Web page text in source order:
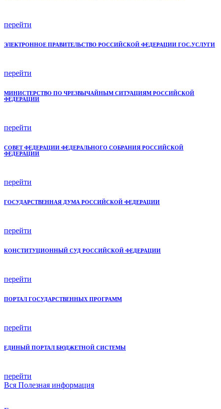
перейти
ЭЛЕКТРОННОЕ ПРАВИТЕЛЬСТВО РОССИЙСКОЙ ФЕДЕРАЦИИ ГОС.УСЛУГИ
перейти
МИНИСТЕРСТВО ПО ЧРЕЗВЫЧАЙНЫМ СИТУАЦИЯМ РОССИЙСКОЙ
ФЕДЕРАЦИИ
перейти
СОВЕТ ФЕДЕРАЦИИ ФЕДЕРАЛЬНОГО СОБРАНИЯ РОССИЙСКОЙ
ФЕДЕРАЦИИ
перейти
ГОСУДАРСТВЕННАЯ ДУМА РОССИЙСКОЙ ФЕДЕРАЦИИ
перейти
КОНСТИТУЦИОННЫЙ СУД РОССИЙСКОЙ ФЕДЕРАЦИИ
перейти
ПОРТАЛ ГОСУДАРСТВЕННЫХ ПРОГРАММ
перейти
ЕДИНЫЙ ПОРТАЛ БЮДЖЕТНОЙ СИСТЕМЫ
перейти
Вся Полезная информация